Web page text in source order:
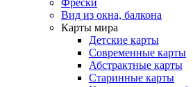
Вид из окна, балкона
Карты мира
Детские карты
Современные карты
Абстрактные карты
Старинные карты